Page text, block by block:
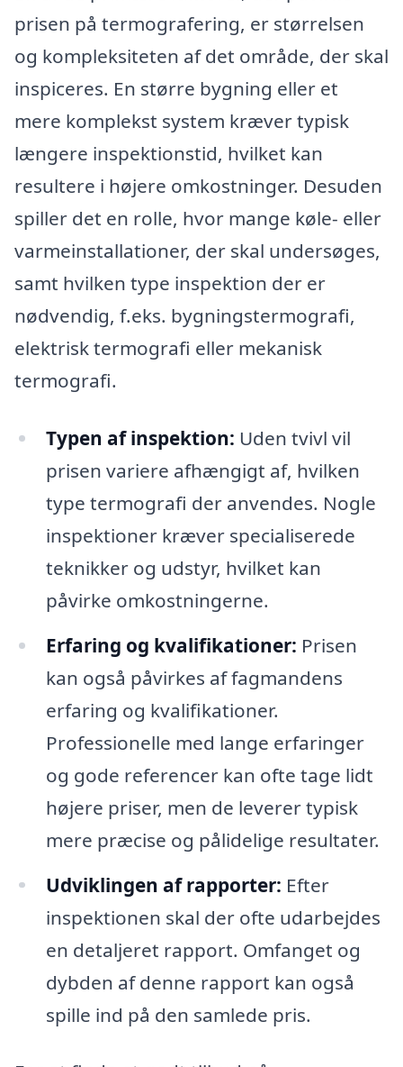
prisen på termografering, er størrelsen
og kompleksiteten af det område, der skal
inspiceres. En større bygning eller et
mere komplekst system kræver typisk
længere inspektionstid, hvilket kan
resultere i højere omkostninger. Desuden
spiller det en rolle, hvor mange køle- eller
varmeinstallationer, der skal undersøges,
samt hvilken type inspektion der er
nødvendig, f.eks. bygningstermografi,
elektrisk termografi eller mekanisk
termografi.
Typen af inspektion: Uden tvivl vil
prisen variere afhængigt af, hvilken
type termografi der anvendes. Nogle
inspektioner kræver specialiserede
teknikker og udstyr, hvilket kan
påvirke omkostningerne.
Erfaring og kvalifikationer: Prisen
kan også påvirkes af fagmandens
erfaring og kvalifikationer.
Professionelle med lange erfaringer
og gode referencer kan ofte tage lidt
højere priser, men de leverer typisk
mere præcise og pålidelige resultater.
Udviklingen af rapporter: Efter
inspektionen skal der ofte udarbejdes
en detaljeret rapport. Omfanget og
dybden af denne rapport kan også
spille ind på den samlede pris.